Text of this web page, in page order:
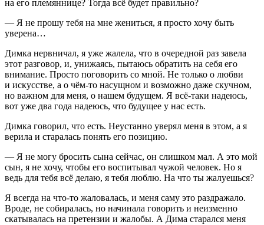
на его племяннице? Тогда всё будет правильно?
— Я не прошу тебя на мне жениться, я просто хочу быть
уверена…
Димка нервничал, я уже жалела, что в очередной раз завела
этот разговор, и, унижаясь, пытаюсь обратить на себя его
внимание. Просто поговорить со мной. Не только о любви
и искусстве, а о чём-то насущном и возможно даже скучном,
но важном для меня, о нашем будущем. Я всё-таки надеюсь,
вот уже два года надеюсь, что будущее у нас есть.
Димка говорил, что есть. Неустанно уверял меня в этом, а я
верила и старалась понять его позицию.
— Я не могу бросить сына сейчас, он слишком мал. А это мой
сын, я не хочу, чтобы его воспитывал чужой человек. Но я
ведь для тебя всё делаю, я тебя люблю. На что ты жалуешься?
Я всегда на что-то жаловалась, и меня саму это раздражало.
Вроде, не собиралась, но начинала говорить и неизменно
скатывалась на претензии и жалобы. А Дима старался меня